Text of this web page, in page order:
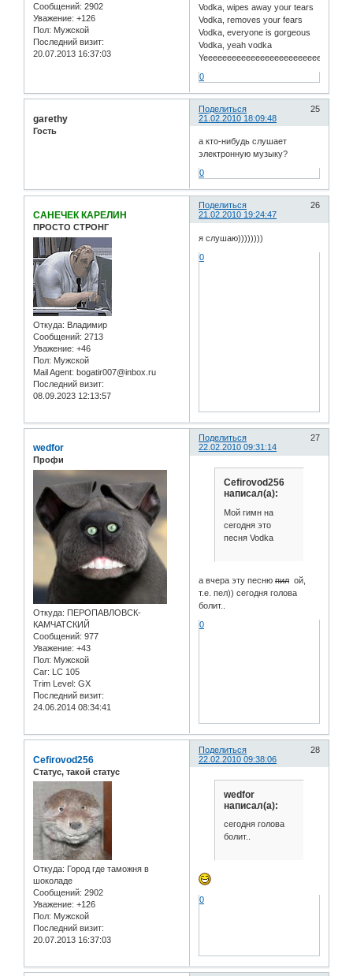
Сообщений: 2902
Уважение: +126
Пол: Мужской
Последний визит:
20.07.2013 16:37:03
Vodka, wipes away your tears
Vodka, removes your fears
Vodka, everyone is gorgeous
Vodka, yeah vodka
0
Поделиться
25
21.02.2010 18:09:48
garethy
Гость
а кто-нибудь слушает
электронную музыку?
0
Поделиться
26
21.02.2010 19:24:47
САНЕЧЕК КАРЕЛИН
ПРОСТО СТРОНГ
Откуда: Владимир
Сообщений: 2713
Уважение: +46
Пол: Мужской
Mail Agent: bogatir007@inbox.ru
Последний визит:
08.09.2023 12:13:57
я слушаю))))))))
0
Поделиться
27
22.02.2010 09:31:14
wedfor
Профи
Откуда: ПЕРОПАВЛОВСК-
КАМЧАТСКИЙ
Сообщений: 977
Уважение: +43
Пол: Мужской
Car: LC 105
Trim Level: GX
Последний визит:
24.06.2014 08:34:41
Cefirovod256
написал(а):
Мой гимн на
сегодня это
песня Vodka
а вчера эту песнюпил ой,
т.е. пел)) сегодня голова
болит..
0
Поделиться
28
22.02.2010 09:38:06
Cefirovod256
Статус, такой статус
Откуда: Город где таможня в
шоколаде
Сообщений: 2902
Уважение: +126
Пол: Мужской
Последний визит:
20.07.2013 16:37:03
wedfor
написал(а):
сегодня голова
болит..
0